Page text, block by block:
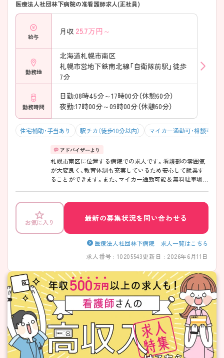
医療法人社団林下病院の准看護師求人(正社員)
給与
月収 25.7万円～
勤務地
北海道札幌市南区
札幌市営地下鉄南北線「自衛隊前駅」徒歩
7分
勤務時間
日勤:08時45分～17時00分（休憩60分）
夜勤:17時00分～09時00分（休憩60分）
住宅補助・手当あり 駅チカ（徒歩10分以内） マイカー通勤可・相談可
札幌市南区に位置する病院での求人です。看護部の雰囲気
が大変良く、教育体制も充実しているため安心して就業す
ることができます。また、マイカー通勤可能＆無料駐車場完
ご相談ください！
お気に入り
最新の募集状況を問い合わせる
医療法人社団林下病院 求人一覧はこちら
求人番号 : 10205543更新日 : 2026年6月11日